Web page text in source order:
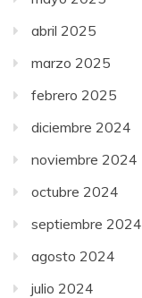
abril 2025
marzo 2025
febrero 2025
diciembre 2024
noviembre 2024
octubre 2024
septiembre 2024
agosto 2024
julio 2024